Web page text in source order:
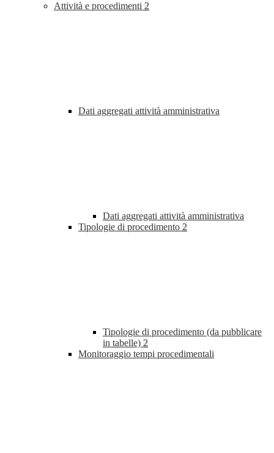
Attività e procedimenti 2
Dati aggregati attività amministrativa
Dati aggregati attività amministrativa
Tipologie di procedimento 2
Tipologie di procedimento (da pubblicare
in tabelle) 2
Monitoraggio tempi procedimentali